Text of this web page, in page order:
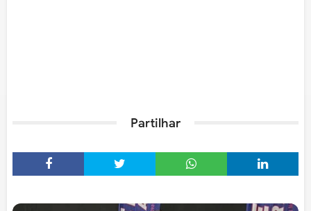
Partilhar